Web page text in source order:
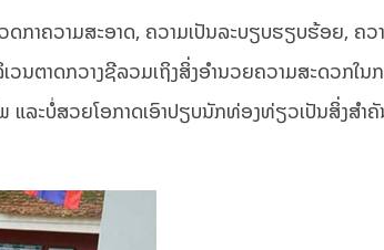
ດກາຄວາມສະອາດ, ຄວາມເປັນລະບຽບຮຽບຮ້ອຍ, ຄ
ຕາດກວາງຊີລວມເຖິງສິ່ງອໍານວຍຄວາມສະດວກໃນ
ລະບໍ່ສວຍໂອກາດເອົາປຽບນັກທ່ອງທ່ຽວເປັນສິ່ງສໍາ